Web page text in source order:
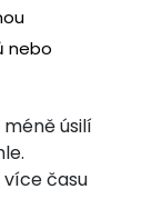
nebo
úsilí
více času